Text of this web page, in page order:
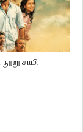
சாமி